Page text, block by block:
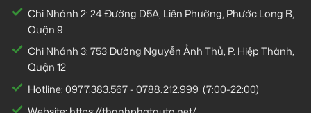
Chi Nhánh 2:24 Đường D5A, Liên Phường, Phước Long B,
Quận 9
Chi Nhánh 3:753 Đường Nguyễn Ảnh Thủ, P. Hiệp Thành,
Quận 12
Hotline:0977.383.567-0788.212.999 (7:00-22:00)